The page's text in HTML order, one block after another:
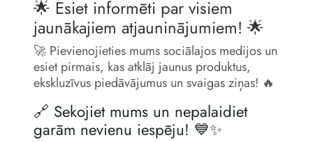
🌟 Esiet informēti par visiem
jaunākajiem atjauninājumiem! 🌟
🚀 Pievienojieties mums sociālajos medijos un
esiet pirmais, kas atklāj jaunus produktus,
ekskluzīvus piedāvājumus un svaigas ziņas! 🔥
🔗 Sekojiet mums un nepalaidiet
garām nevienu iespēju! 💙✨